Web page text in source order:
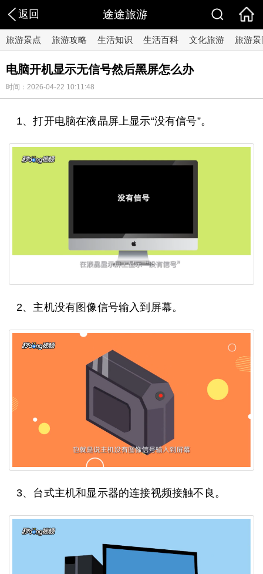
返回 途途旅游
旅游景点 旅游攻略 生活知识 生活百科 文化旅游 旅游景
电脑开机显示无信号然后黑屏怎么办
时间：2026-04-22 10:11:48
1、打开电脑在液晶屏上显示“没有信号”。
2、主机没有图像信号输入到屏幕。
3、台式主机和显示器的连接视频接触不良。